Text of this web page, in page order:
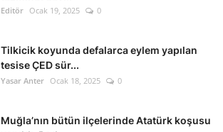
Editör Ocak 19, 2025 0
Tilkicik koyunda defalarca eylem yapılan
tesise ÇED sür...
Yasar Anter Ocak 18, 2025 0
Muğla’nın bütün ilçelerinde Atatürk koşusu